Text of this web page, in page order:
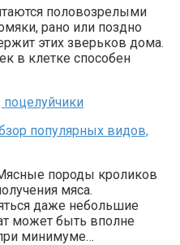
половозрелыми
рано или поздно
этих зверьков дома.
в клетке способен
популярных видов,
породы кроликов
мяса.
даже небольшие
может быть вполне
минимуме…